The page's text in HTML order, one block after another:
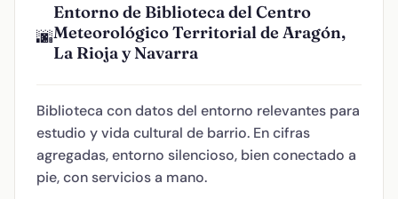
🌆
Entorno de Biblioteca del Centro
Meteorológico Territorial de Aragón,
La Rioja y Navarra
Biblioteca con datos del entorno relevantes para
estudio y vida cultural de barrio. En cifras
agregadas, entorno silencioso, bien conectado a
pie, con servicios a mano.